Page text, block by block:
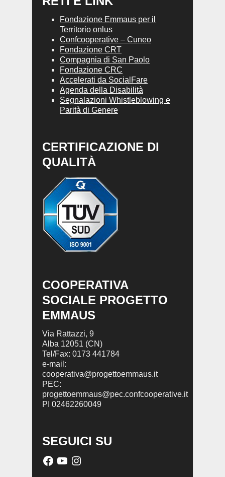
Fondazione Emmaus per il
Territorio onlus
Confcooperative – Cuneo
Fondazione CRT
Compagnia di San Paolo
Fondazione CRC
Accelerati da SocialFare
Agenda della Disabilità
Segnalazioni Whistleblowing e
Parità di Genere
CERTIFICAZIONE DI
QUALITÀ
COOPERATIVA
SOCIALE PROGETTO
EMMAUS
Via Rattazzi, 9
Alba 12051 (CN)
Tel/Fax: 0173 441784
e-mail:
cooperativa@progettoemmaus.it
PEC:
progettoemmaus@pec.confcooperative.it
PI 02462260049
SEGUICI SU